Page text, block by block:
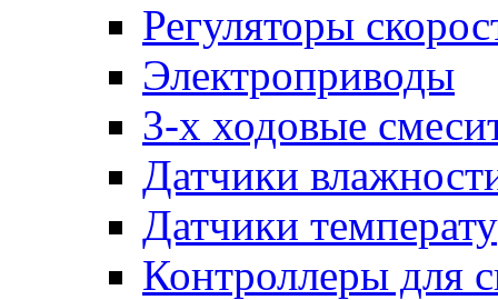
Регуляторы
Электроприводы
3-х ходовые
Датчики
Датчики
Контроллеры для